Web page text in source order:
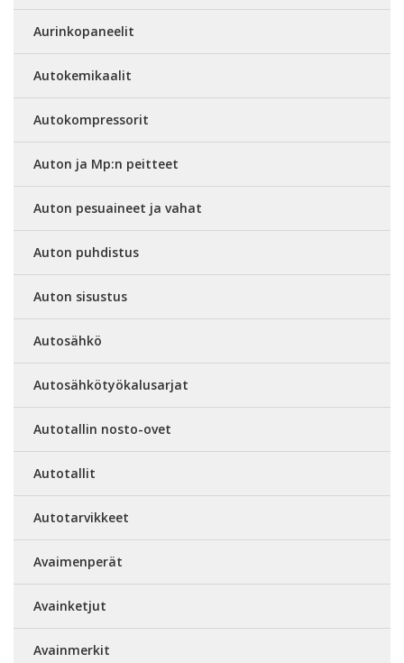
Aurinkopaneelit
Autokemikaalit
Autokompressorit
Auton ja Mp:n peitteet
Auton pesuaineet ja vahat
Auton puhdistus
Auton sisustus
Autosähkö
Autosähkötyökalusarjat
Autotallin nosto-ovet
Autotallit
Autotarvikkeet
Avaimenperät
Avainketjut
Avainmerkit